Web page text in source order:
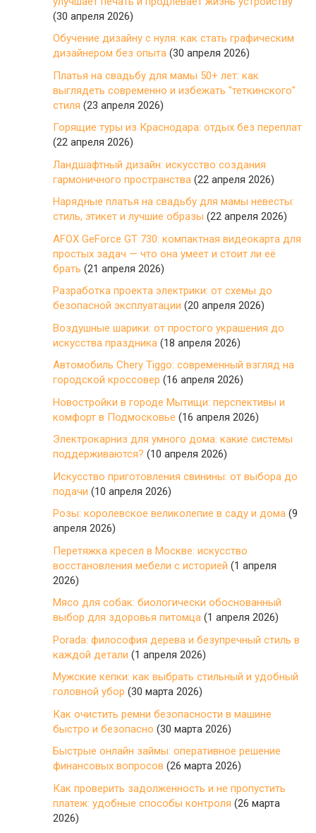
(30 апреля 2026)
Обучение дизайну с нуля: как стать графическим
дизайнером без опыта (30 апреля 2026)
Платья на свадьбу для мамы 50+ лет: как
выглядеть современно и избежать "теткинского"
стиля (23 апреля 2026)
Горящие туры из Краснодара: отдых без переплат
(22 апреля 2026)
Ландшафтный дизайн: искусство создания
гармоничного пространства (22 апреля 2026)
Нарядные платья на свадьбу для мамы невесты:
стиль, этикет и лучшие образы (22 апреля 2026)
AFOX GeForce GT 730: компактная видеокарта для
простых задач — что она умеет и стоит ли её
брать (21 апреля 2026)
Разработка проекта электрики: от схемы до
безопасной эксплуатации (20 апреля 2026)
Воздушные шарики: от простого украшения до
искусства праздника (18 апреля 2026)
Автомобиль Chery Tiggo: современный взгляд на
городской кроссовер (16 апреля 2026)
Новостройки в городе Мытищи: перспективы и
комфорт в Подмосковье (16 апреля 2026)
Электрокарниз для умного дома: какие системы
поддерживаются? (10 апреля 2026)
Искусство приготовления свинины: от выбора до
подачи (10 апреля 2026)
Розы: королевское великолепие в саду и дома (9
апреля 2026)
Перетяжка кресел в Москве: искусство
восстановления мебели с историей (1 апреля
2026)
Мясо для собак: биологически обоснованный
выбор для здоровья питомца (1 апреля 2026)
Porada: философия дерева и безупречный стиль в
каждой детали (1 апреля 2026)
Мужские кепки: как выбрать стильный и удобный
головной убор (30 марта 2026)
Как очистить ремни безопасности в машине
быстро и безопасно (30 марта 2026)
Быстрые онлайн займы: оперативное решение
финансовых вопросов (26 марта 2026)
Как проверить задолженность и не пропустить
платеж: удобные способы контроля (26 марта
2026)